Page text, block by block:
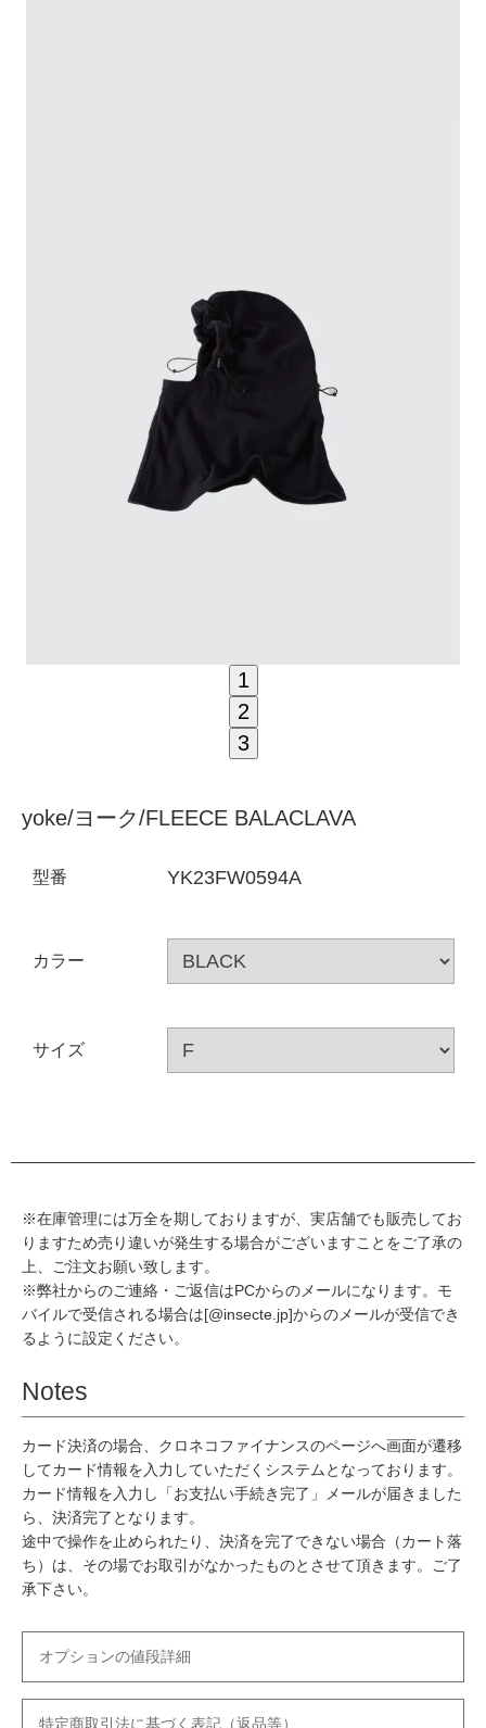
1
2
3
yoke/ヨーク/FLEECE BALACLAVA
型番 YK23FW0594A
カラー
サイズ
※在庫管理には万全を期しておりますが、実店舗でも販売してお
りますため売り違いが発生する場合がございますことをご了承の
上、ご注文お願い致します。
※弊社からのご連絡・ご返信はPCからのメールになります。モ
バイルで受信される場合は[@insecte.jp]からのメールが受信でき
るように設定ください。
Notes
カード決済の場合、クロネコファイナンスのページへ画面が遷移
してカード情報を入力していただくシステムとなっております。
カード情報を入力し「お支払い手続き完了」メールが届きました
ら、決済完了となります。
途中で操作を止められたり、決済を完了できない場合（カート落
ち）は、その場でお取引がなかったものとさせて頂きます。ご了
承下さい。
オプションの値段詳細
特定商取引法に基づく表記（返品等）